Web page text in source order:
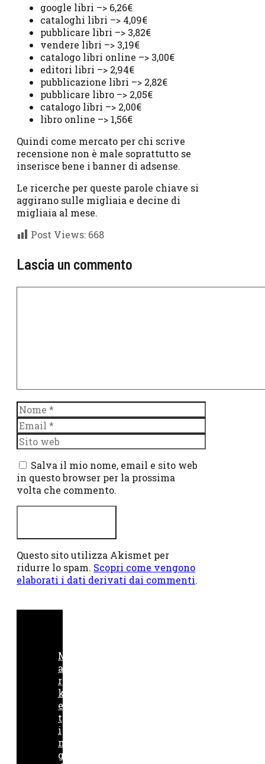
google libri –> 6,26€
cataloghi libri –> 4,09€
pubblicare libri –> 3,82€
vendere libri –> 3,19€
catalogo libri online –> 3,00€
editori libri –> 2,94€
pubblicazione libri –> 2,82€
pubblicare libro –> 2,05€
catalogo libri –> 2,00€
libro online –> 1,56€
Quindi come mercato per chi scrive
recensione non è male soprattutto se
inserisce bene i banner di adsense.
Le ricerche per queste parole chiave si
aggirano sulle migliaia e decine di
migliaia al mese.
Post Views: 668
Lascia un commento
Nome
Email
Sito
web
Salva il mio nome, email e sito web
in questo browser per la prossima
volta che commento.
Questo sito utilizza Akismet per
ridurre lo spam. Scopri come vengono
elaborati i dati derivati dai commenti.
M
a
r
k
e
t
i
n
g